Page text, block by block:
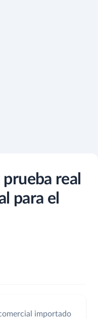
real
para el
importado